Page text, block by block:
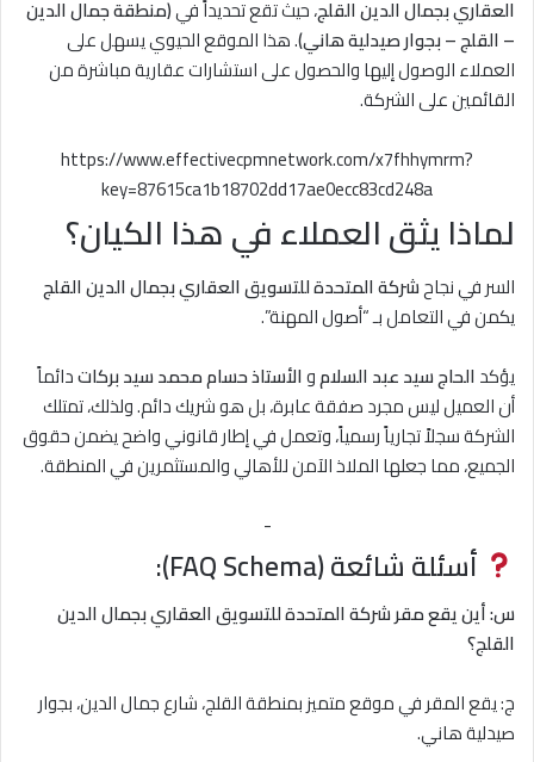
العقاري بجمال الدين القلج، حيث تقع تحديداً في(منطقة جمال الدين
– القلج – بجوار صيدلية هاني). هذا الموقع الحيوي يسهل على
العملاء الوصول إليها والحصول على استشارات عقارية مباشرة من
القائمين على الشركة.
https://www.effectivecpmnetwork.com/x7fhhymrm?
key=87615ca1b18702dd17ae0ecc83cd248a
لماذا يثق العملاء في هذا الكيان؟
السر في نجاحشركة المتحدة للتسويق العقاري بجمال الدين القلج
يكمن في التعامل بـ “أصول المهنة”.
يؤكدالحاج سيد عبد السلاموالأستاذ حسام محمد سيد بركاتدائماً
أن العميل ليس مجرد صفقة عابرة، بل هو شريك دائم. ولذلك، تمتلك
الشركة سجلاً تجارياً رسمياً، وتعمل في إطار قانوني واضح يضمن حقوق
الجميع، مما جعلها الملاذ الآمن للأهالي والمستثمرين في المنطقة.
-
أسئلة شائعة (FAQ Schema):
س: أين يقع مقر شركة المتحدة للتسويق العقاري بجمال الدين
القلج؟
ج: يقع المقر في موقع متميز بمنطقة القلج، شارع جمال الدين، بجوار
صيدلية هاني.